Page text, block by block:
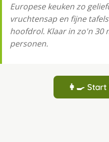
Europese keuken zo
vruchtensap en fijne
hoofdrol. Klaar in zo'n 30
personen.
👩‍🍳